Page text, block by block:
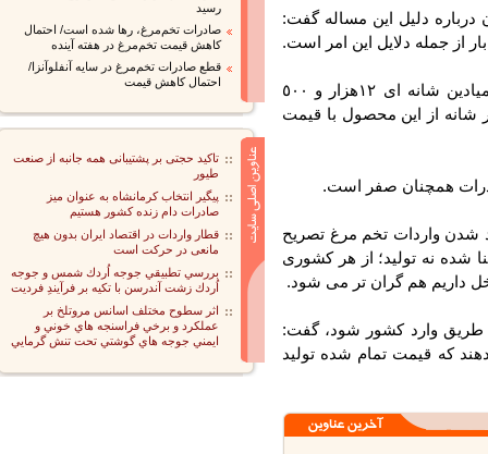
دلیل این مساله گفت:
از جمله دلایل این امر است.
نبی پور با اشاره به اینکه پیش از این تخم مرغ در میادین شانه ای ١٢هزار و ٥٠٠
از این محصول با قیمت
همچنان صفر است.
واردات تخم مرغ تصریح
نه تولید؛ از هر کشوری
داریم هم گران تر می شود.
وارد کشور شود، گفت:
که قیمت تمام شده تولید
رسید
صادرات تخم‌مرغ، رها شده است/ احتمال
کاهش قیمت تخم‌مرغ در هفته آینده
قطع صادرات تخم‌مرغ در سایه آنفلوآنزا/
احتمال کاهش قیمت
تاکید حجتی بر پشتیبانی همه جانبه از صنعت
طیور
پیگیر انتخاب کرمانشاه به عنوان میز
صادرات دام زنده کشور هستیم
قطار واردات در اقتصاد ایران بدون هیچ
مانعی در حرکت است
بررسي تطبيقي جوجه اُردك شمس و جوجه
اُردك زشت آندرسن با تكيه بر فرآيندِ فرديت
اثر سطوح مختلف اسانس مروتلخ بر
عملكرد و برخي فراسنجه هاي خوني و
ايمني جوجه هاي گوشتي تحت تنش گرمايي